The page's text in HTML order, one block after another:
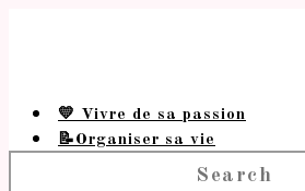
💛 Vivre de sa passion
📝Organiser sa vie